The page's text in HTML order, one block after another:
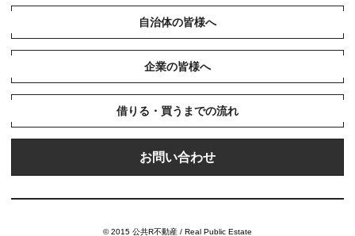
自治体の皆様へ
企業の皆様へ
借りる・買うまでの流れ
お問い合わせ
© 2015 公共R不動産 / Real Public Estate